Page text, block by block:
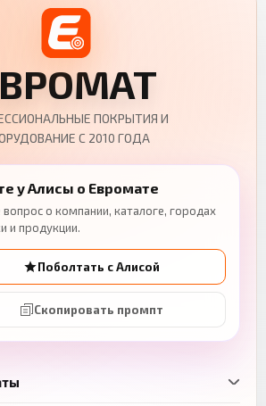
ПОКРЫТИЯ И
С 2010 ГОДА
у Алисы о Евромате
вопрос о компании, каталоге, городах
и продукции.
Поболтать с Алисой
Скопировать промпт